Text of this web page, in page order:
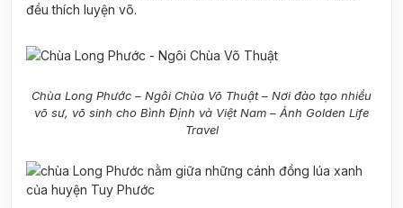
đều thích luyện võ.
Chùa Long Phước – Ngôi Chùa Võ Thuật – Nơi đào tạo nhiều
võ sư, võ sinh cho Bình Định và Việt Nam – Ảnh Golden Life
Travel